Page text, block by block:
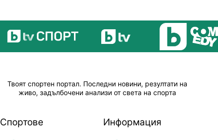
Твоят спортен портал. Последни новини, резултати на
живо, задълбочени анализи от света на спорта
Спортове Информация